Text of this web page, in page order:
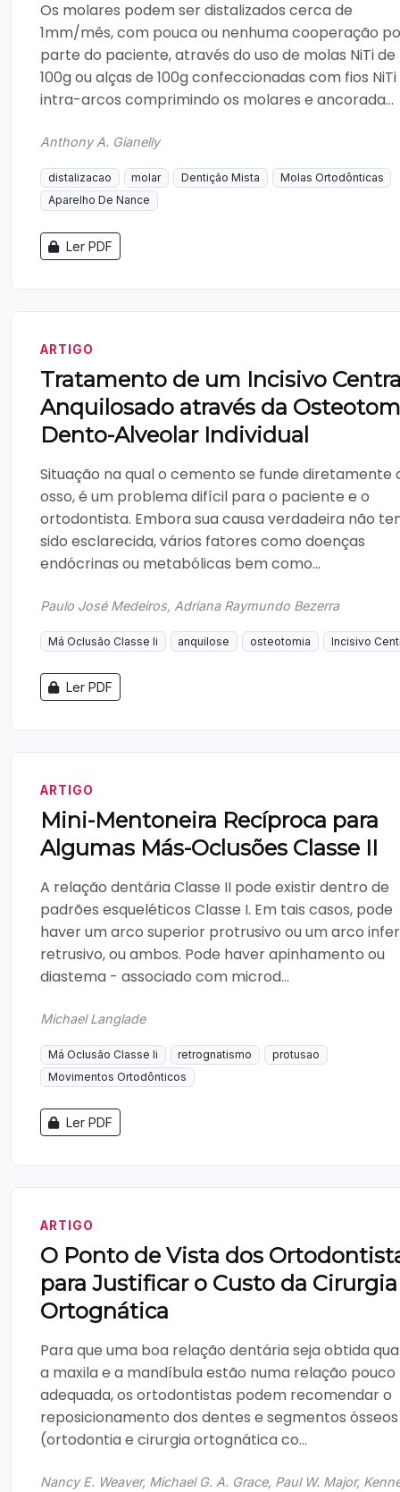
Os molares podem ser distalizados cerca de
1mm/mês, com pouca ou nenhuma cooperação
parte do paciente, através do uso de molas NiTi de
100g ou alças de 100g confeccionadas com fios NiTi
intra-arcos comprimindo os molares e ancorada...
Anthony A. Gianelly
distalizacao molar Dentição Mista
Molas Ortodônticas
Aparelho De Nance
Ler PDF
ARTIGO
Tratamento de um Incisivo
Anquilosado através da
Dento-Alveolar Individual
Situação na qual o cemento se funde diretamente
osso, é um problema difícil para o paciente e o
ortodontista. Embora sua causa verdadeira não
sido esclarecida, vários fatores como doenças
endócrinas ou metabólicas bem como...
Paulo José Medeiros, Adriana Raymundo Bezerra
Má Oclusão Classe Ii anquilose osteotomia Incisivo
Ler PDF
ARTIGO
Mini-Mentoneira Recíproca para
Algumas Más-Oclusões Classe II
A relação dentária Classe II pode existir dentro de
padrões esqueléticos Classe I. Em tais casos, pode
haver um arco superior protrusivo ou um arco
retrusivo, ou ambos. Pode haver apinhamento ou
diastema - associado com microd...
Michael Langlade
Má Oclusão Classe Ii retrognatismo
protusao
Movimentos Ortodônticos
Ler PDF
ARTIGO
O Ponto de Vista dos
para Justificar o Custo da Cirurgia
Ortognática
Para que uma boa relação dentária seja obtida
a maxila e a mandíbula estão numa relação pouco
adequada, os ortodontistas podem recomendar o
reposicionamento dos dentes e segmentos ósseos
(ortodontia e cirurgia ortognática co...
Nancy E. Weaver, Michael G. A. Grace, Paul W. Major,